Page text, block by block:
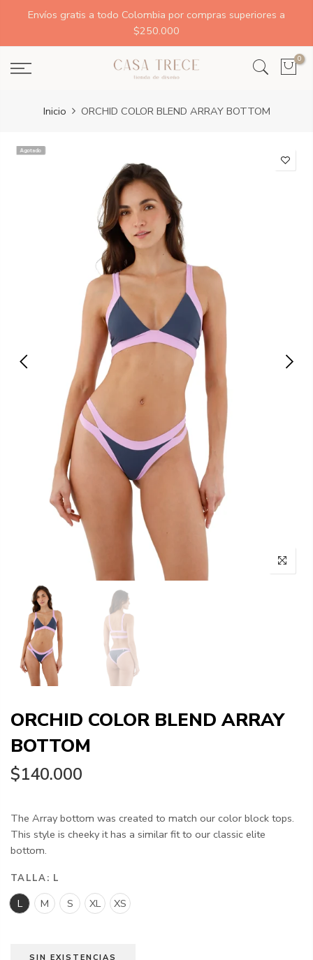
Envíos gratis a todo Colombia por compras superiores a
$250.000
0
Inicio ORCHID COLOR BLEND ARRAY BOTTOM
Agotado
ORCHID COLOR BLEND ARRAY
BOTTOM
$140.000
The Array bottom was created to match our color block tops.
This style is cheeky it has a similar fit to our classic elite
bottom.
TALLA: L
L M S XL XS
SIN EXISTENCIAS